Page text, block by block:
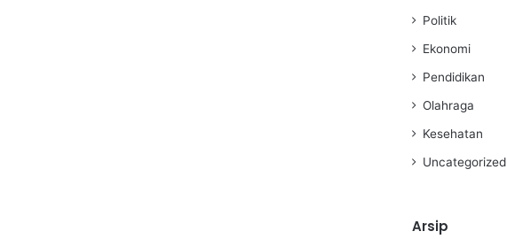
Politik
Ekonomi
Pendidikan
Olahraga
Kesehatan
Uncategorized
Arsip